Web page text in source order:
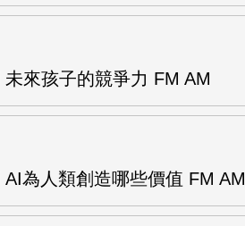
來孩子的競爭力 FM AM
為人類創造哪些價值 FM AM